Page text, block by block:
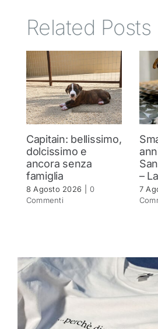
Related Posts
Capitain: bellissimo,
dolcissimo e
ancora senza
famiglia
8 Agosto 2026
0
Commenti
–
7